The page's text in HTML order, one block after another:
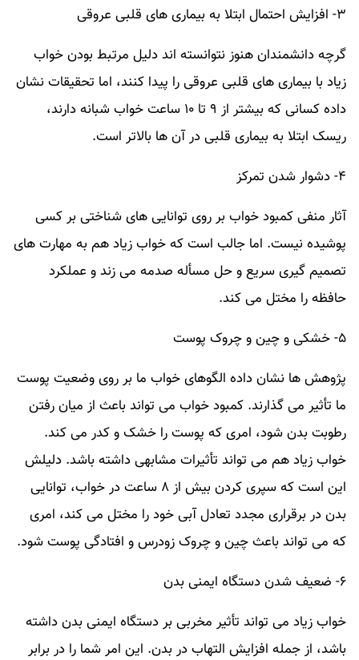
۳- افزایش احتمال ابتلا به بیماری های قلبی عروقی
گرچه دانشمندان هنوز نتوانسته اند دلیل مرتبط بودن خواب
زیاد با بیماری های قلبی عروقی را پیدا کنند، اما تحقیقات نشان
داده کسانی که بیشتر از ۹ تا ۱۰ ساعت خواب شبانه دارند،
ریسک ابتلا به بیماری قلبی در آن ها بالاتر است.
۴- دشوار شدن تمرکز
آثار منفی کمبود خواب بر روی توانایی های شناختی بر کسی
پوشیده نیست. اما جالب است که خواب زیاد هم به مهارت های
تصمیم گیری سریع و حل مسأله صدمه می زند و عملکرد
حافظه را مختل می کند.
۵- خشکی و چین و چروک پوست
پژوهش ها نشان داده الگوهای خواب ما بر روی وضعیت پوست
ما تأثیر می گذارند. کمبود خواب می تواند باعث از میان رفتن
رطوبت بدن شود، امری که پوست را خشک و کدر می کند.
خواب زیاد هم می تواند تأثیرات مشابهی داشته باشد. دلیلش
این است که سپری کردن بیش از ۸ ساعت در خواب، توانایی
بدن در برقراری مجدد تعادل آبی خود را مختل می کند، امری
که می تواند باعث چین و چروک زودرس و افتادگی پوست شود.
۶- ضعیف شدن دستگاه ایمنی بدن
خواب زیاد می تواند تأثیر مخربی بر دستگاه ایمنی بدن داشته
باشد، از جمله افزایش التهاب در بدن. این امر شما را در برابر